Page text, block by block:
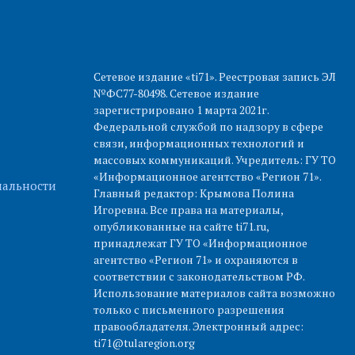
Сетевое издание «ti71». Реестровая запись ЭЛ
№ФС77-80498. Сетевое издание
зарегистрировано 1 марта 2021г.
Федеральной службой по надзору в сфере
связи, информационных технологий и
массовых коммуникаций. Учредитель: ГУ ТО
«Информационное агентство «Регион 71».
Главный редактор: Крымова Полина
Игоревна. Все права на материалы,
опубликованные на сайте ti71.ru,
принадлежат ГУ ТО «Информационное
агентство «Регион 71» и охраняются в
соответствии с законодательством РФ.
Использование материалов сайта возможно
только с письменного разрешения
правообладателя. Электронный адрес:
ti71@tularegion.org